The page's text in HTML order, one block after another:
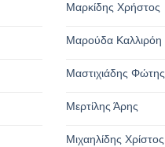
Μαρκίδης Χρήστος
Μαρούδα Καλλιρόη
Μαστιχιάδης Φώτης
Μερτίλης Άρης
Μιχαηλίδης Χρίστος